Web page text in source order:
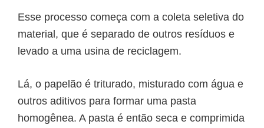
Esse processo começa com a coleta seletiva do
material, que é separado de outros resíduos e
levado a uma usina de reciclagem.
Lá, o papelão é triturado, misturado com água e
outros aditivos para formar uma pasta
homogênea. A pasta é então seca e comprimida